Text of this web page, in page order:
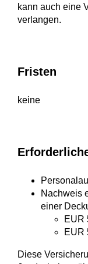
kann auch eine
verlangen.
Fristen
keine
Nachweis
einer
EUR
EUR
Diese